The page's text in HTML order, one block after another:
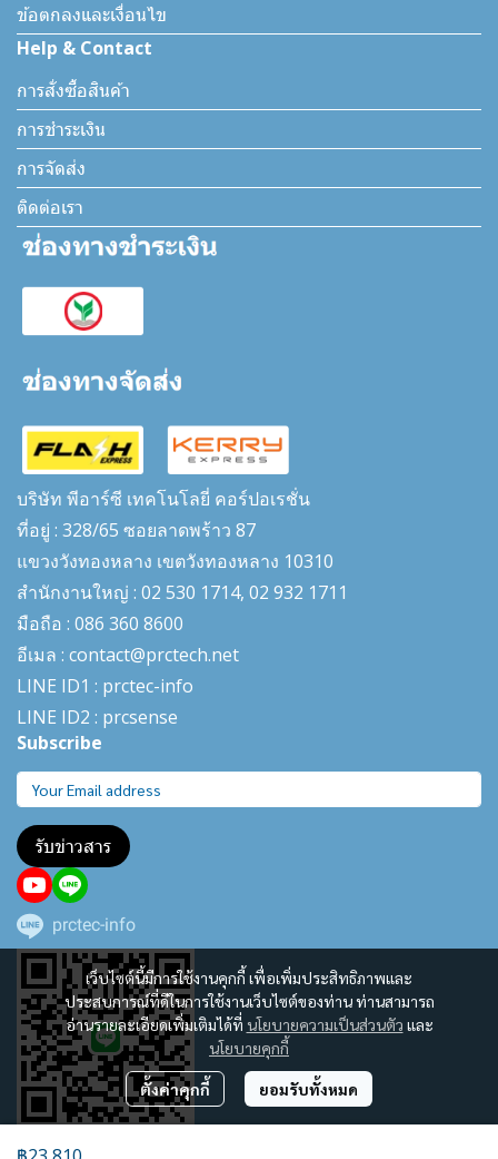
เว็บไซต์นี้มีการใช้งานคุกกี้ เพื่อเพิ่มประสิทธิภาพและ
ประสบการณ์ที่ดีในการใช้งานเว็บไซต์ของท่าน ท่านสามารถ
อ่านรายละเอียดเพิ่มเติมได้ที่ นโยบายความเป็นส่วนตัว และ
นโยบายคุกกี้
ตั้งค่าคุกกี้ ยอมรับทั้งหมด
ข้อตกลงและเงื่อนไข
Help & Contact
การสั่งซื้อสินค้า
การชำระเงิน
การจัดส่ง
ติดต่อเรา
บริษัท พีอาร์ซี เทคโนโลยี่ คอร์ปอเรชั่น
ที่อยู่ : 328/65 ซอยลาดพร้าว 87
แขวงวังทองหลาง เขตวังทองหลาง 10310
สำนักงานใหญ่ : 02 530 1714, 02 932 1711
มือถือ : 086 360 8600
อีเมล : contact@prctech.net
LINE ID1 : prctec-info
LINE ID2 : prcsense
Subscribe
รับข่าวสาร
prctec-info